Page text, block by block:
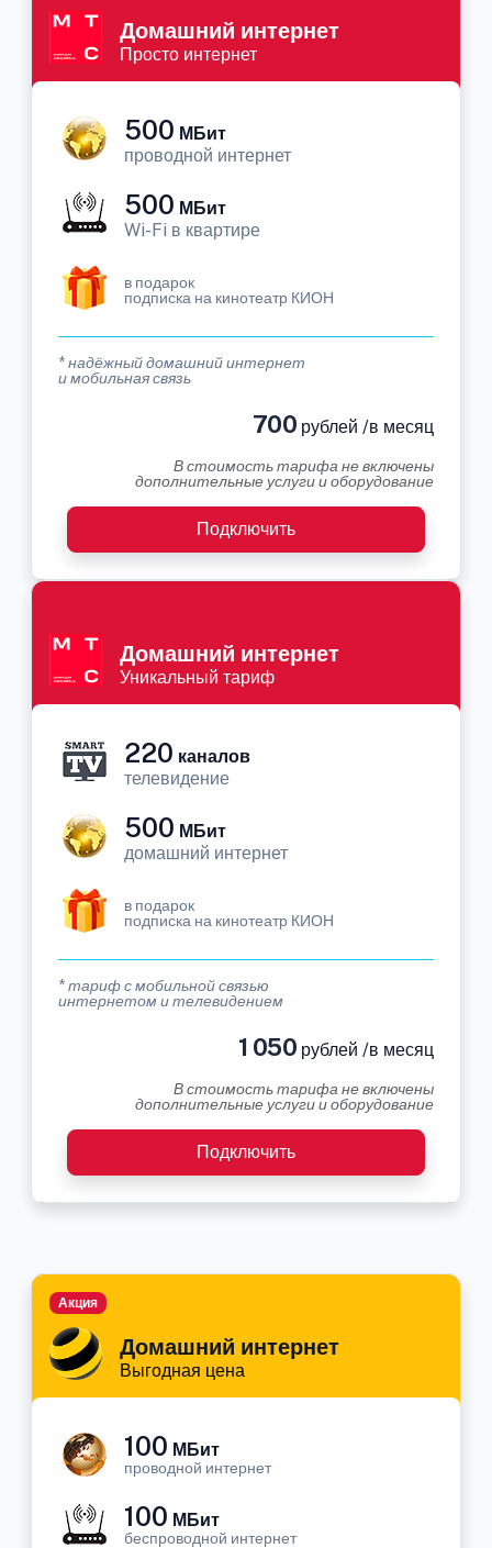
Домашний интернет
Просто интернет
500 МБит
проводной интернет
500 МБит
Wi-Fi в квартире
в подарок
подписка на кинотеатр КИОН
* надёжный домашний интернет
и мобильная связь
700 рублей /в месяц
В стоимость тарифа не включены
дополнительные услуги и оборудование
Подключить
Домашний интернет
Уникальный тариф
220 каналов
телевидение
500 МБит
домашний интернет
в подарок
подписка на кинотеатр КИОН
* тариф с мобильной связью
интернетом и телевидением
1 050 рублей /в месяц
В стоимость тарифа не включены
дополнительные услуги и оборудование
Подключить
Домашний интернет
Выгодная цена
Акция
100 МБит
проводной интернет
100 МБит
беспроводной интернет